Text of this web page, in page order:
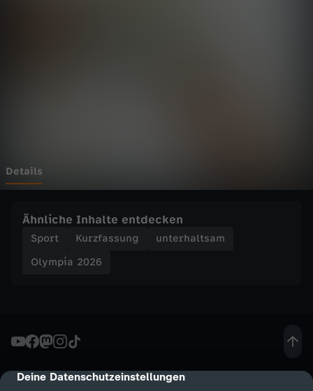
cmp-dialog-description
Deine Datenschutzeinstellungen
E
g
e
R
e
Details
Ähnliche Inhalte entdecken
Sport Kurzfassung
unterhaltsam
Olympia 2026